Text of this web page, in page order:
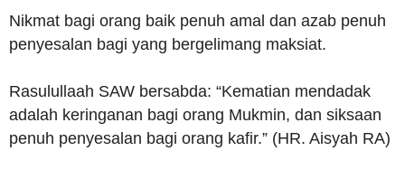
Nikmat bagi orang baik penuh amal dan azab penuh
penyesalan bagi yang bergelimang maksiat.
Rasulullaah SAW bersabda: “Kematian mendadak
adalah keringanan bagi orang Mukmin, dan siksaan
penuh penyesalan bagi orang kafir.” (HR. Aisyah RA)